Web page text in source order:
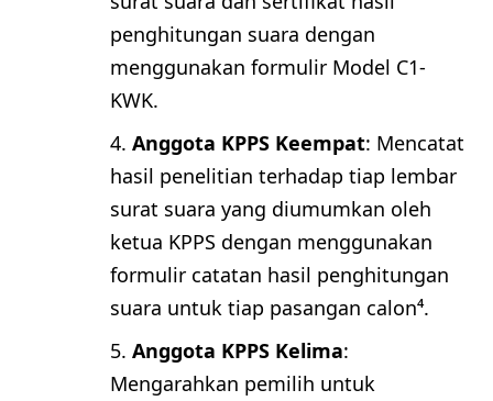
penghitungan suara dengan
menggunakan formulir Model C1-
KWK.
Anggota KPPS Keempat: Mencatat
hasil penelitian terhadap tiap lembar
surat suara yang diumumkan oleh
ketua KPPS dengan menggunakan
formulir catatan hasil penghitungan
suara untuk tiap pasangan calon⁴.
Anggota KPPS Kelima:
Mengarahkan pemilih untuk